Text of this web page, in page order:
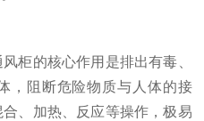
的核心作用是排出有毒、
，阻断危险物质与人体的接
、加热、反应等操作，极易